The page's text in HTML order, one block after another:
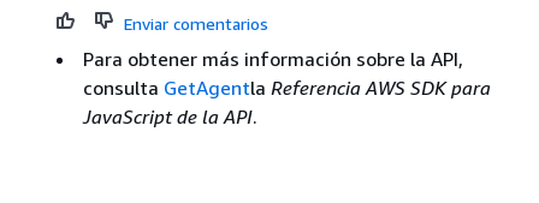
Enviar comentarios
Para obtener más información sobre la API,
consulta GetAgentla Referencia AWS SDK para
JavaScript de la API.